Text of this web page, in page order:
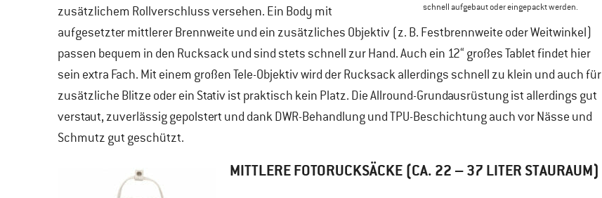
schnell aufgebaut oder eingepackt werden.
zusätzlichem Rollverschluss versehen. Ein Body mit
aufgesetzter mittlerer Brennweite und ein zusätzliches Objektiv (z. B. Festbrennweite oder Weitwinkel)
passen bequem in den Rucksack und sind stets schnell zur Hand. Auch ein 12“ großes Tablet findet hier
sein extra Fach. Mit einem großen Tele-Objektiv wird der Rucksack allerdings schnell zu klein und auch für
zusätzliche Blitze oder ein Stativ ist praktisch kein Platz. Die Allround-Grundausrüstung ist allerdings gut
verstaut, zuverlässig gepolstert und dank DWR-Behandlung und TPU-Beschichtung auch vor Nässe und
Schmutz gut geschützt.
MITTLERE FOTORUCKSÄCKE (CA. 22 – 37 LITER STAURAUM)